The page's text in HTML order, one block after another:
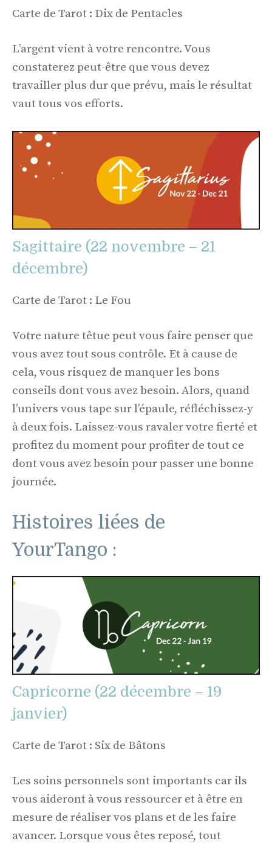
Carte de Tarot : Dix de Pentacles
L’argent vient à votre rencontre. Vous
constaterez peut-être que vous devez
travailler plus dur que prévu, mais le résultat
vaut tous vos efforts.
Sagittaire (22 novembre – 21
décembre)
Carte de Tarot : Le Fou
Votre nature têtue peut vous faire penser que
vous avez tout sous contrôle. Et à cause de
cela, vous risquez de manquer les bons
conseils dont vous avez besoin. Alors, quand
l’univers vous tape sur l’épaule, réfléchissez-y
à deux fois. Laissez-vous ravaler votre fierté et
profitez du moment pour profiter de tout ce
dont vous avez besoin pour passer une bonne
journée.
Histoires liées de
YourTango :
Capricorne (22 décembre – 19
janvier)
Carte de Tarot : Six de Bâtons
Les soins personnels sont importants car ils
vous aideront à vous ressourcer et à être en
mesure de réaliser vos plans et de les faire
avancer. Lorsque vous êtes reposé, tout